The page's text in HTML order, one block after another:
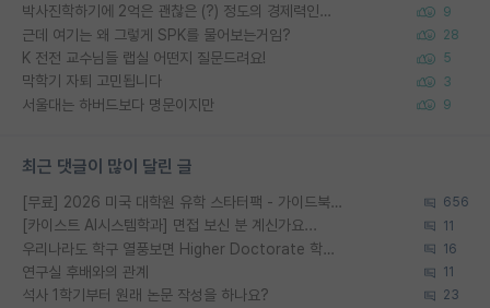
박사진학하기에 2억은 괜찮은 (?) 정도의 경제력인가요 9
근데 여기는 왜 그렇게 SPK를 물어보는거임? 28
K 전전 교수님들 랩실 어떤지 질문드려요! 5
막학기 자퇴 고민됩니다 3
서울대는 하버드보다 명문이지만 9
최근 댓글이 많이 달린 글
[무료] 2026 미국 대학원 유학 스타터팩 - 가이드북 & 합격자 컨택메일 템플릿 656
[카이스트 AI시스템학과] 면접 보신 분 계신가요... 11
우리나라도 학구 열풍보면 Higher Doctorate 학위가 필요하다고 봅니다. 16
연구실 후배와의 관계 11
석사 1학기부터 원래 논문 작성을 하나요? 23